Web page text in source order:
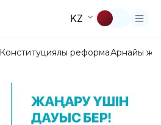
KZ
Конституциялық реформаАрнайы